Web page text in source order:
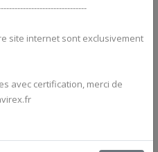
site internet sont exclusivement
avec certification, merci de